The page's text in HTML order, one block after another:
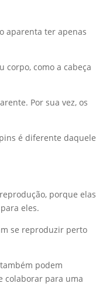
aparenta ter apenas
corpo, como a cabeça
Por sua vez, os
é diferente daquele
porque elas
eles.
se reproduzir perto
podem
colaborar para uma